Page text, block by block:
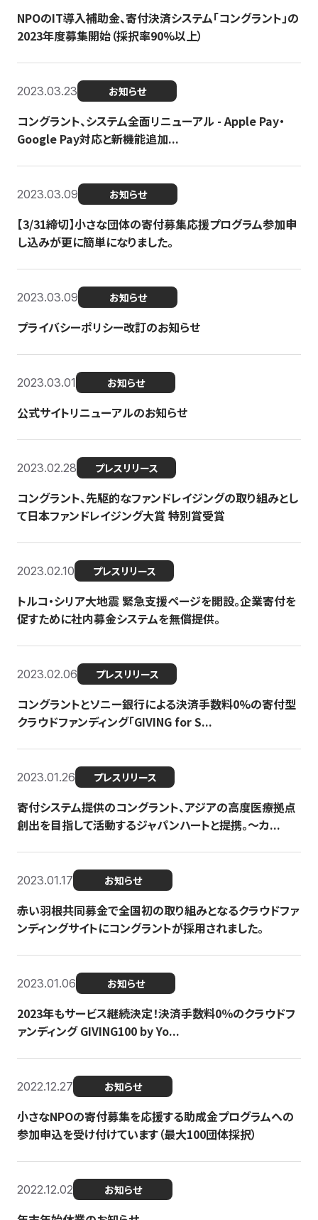
NPOのIT導入補助金、寄付決済システム「コングラント」の
2023年度募集開始（採択率90%以上）
2023.03.23 お知らせ
コングラント、システム全面リニューアル - Apple Pay・
Google Pay対応と新機能追加...
2023.03.09 お知らせ
【3/31締切】小さな団体の寄付募集応援プログラム参加申
し込みが更に簡単になりました。
2023.03.09 お知らせ
プライバシーポリシー改訂のお知らせ
2023.03.01 お知らせ
公式サイトリニューアルのお知らせ
2023.02.28 プレスリリース
コングラント、先駆的なファンドレイジングの取り組みとし
て日本ファンドレイジング大賞 特別賞受賞
2023.02.10 プレスリリース
トルコ・シリア大地震 緊急支援ページを開設。企業寄付を
促すために社内募金システムを無償提供。
2023.02.06 プレスリリース
コングラントとソニー銀行による決済手数料0%の寄付型
クラウドファンディング「GIVING for S...
2023.01.26 プレスリリース
寄付システム提供のコングラント、アジアの高度医療拠点
創出を目指して活動するジャパンハートと提携。〜カ...
2023.01.17 お知らせ
赤い羽根共同募金で全国初の取り組みとなるクラウドファ
ンディングサイトにコングラントが採用されました。
2023.01.06 お知らせ
2023年もサービス継続決定！決済手数料0％のクラウドフ
ァンディング GIVING100 by Yo...
2022.12.27 お知らせ
小さなNPOの寄付募集を応援する助成金プログラムへの
参加申込を受け付けています（最大100団体採択）
2022.12.02 お知らせ